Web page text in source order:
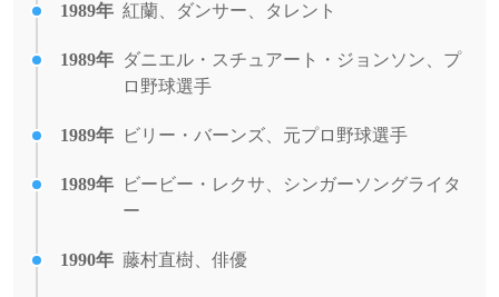
1989年 紅蘭、ダンサー、タレント
1989年 ダニエル・スチュアート・ジョンソン、プ
ロ野球選手
1989年 ビリー・バーンズ、元プロ野球選手
1989年
ビービー・レクサ、シンガーソングライタ
ー
1990年 藤村直樹、俳優